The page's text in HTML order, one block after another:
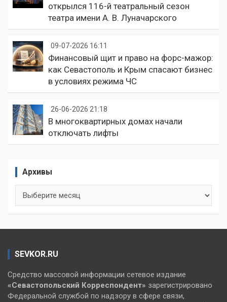
открылся 116-й театральный сезон
театра имени А. В. Луначарского
09-07-2026 16:11
Финансовый щит и право на форс-мажор:
как Севастополь и Крым спасают бизнес
в условиях режима ЧС
26-06-2026 21:18
В многоквартирных домах начали
отключать лифты
Архивы
SEVKOR.RU
Средство массовой информации сетевое издание
«Севастопольский Корреспондент» зарегистрировано
Федеральной службой по надзору в сфере связи,